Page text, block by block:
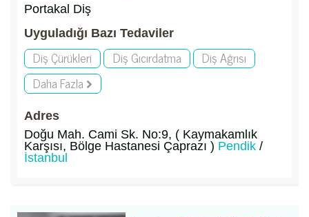
Portakal Diş
Uyguladığı Bazı Tedaviler
Diş Çürükleri Diş Gıcırdatma
Diş Ağrısı
Daha Fazla
Adres
Doğu Mah. Cami Sk. No:9, ( Kaymakamlık
Karşısı, Bölge Hastanesi Çaprazı ) Pendik /
İstanbul